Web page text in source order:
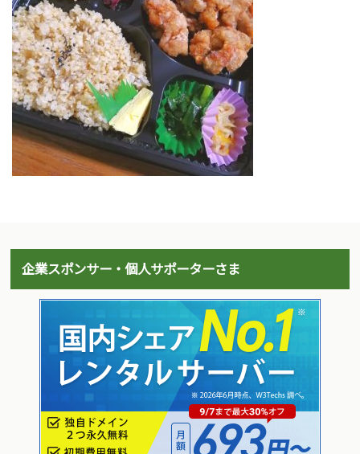
企業スポンサー・個人サポーターさま